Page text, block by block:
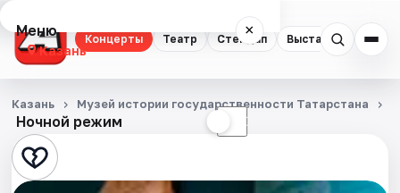
Концерты Театр Стендап Выставки
Меню ×
Казань
Концерты
Театр
Стендап
Ночной режим ☾
Казань Музей истории государственности Татарстана